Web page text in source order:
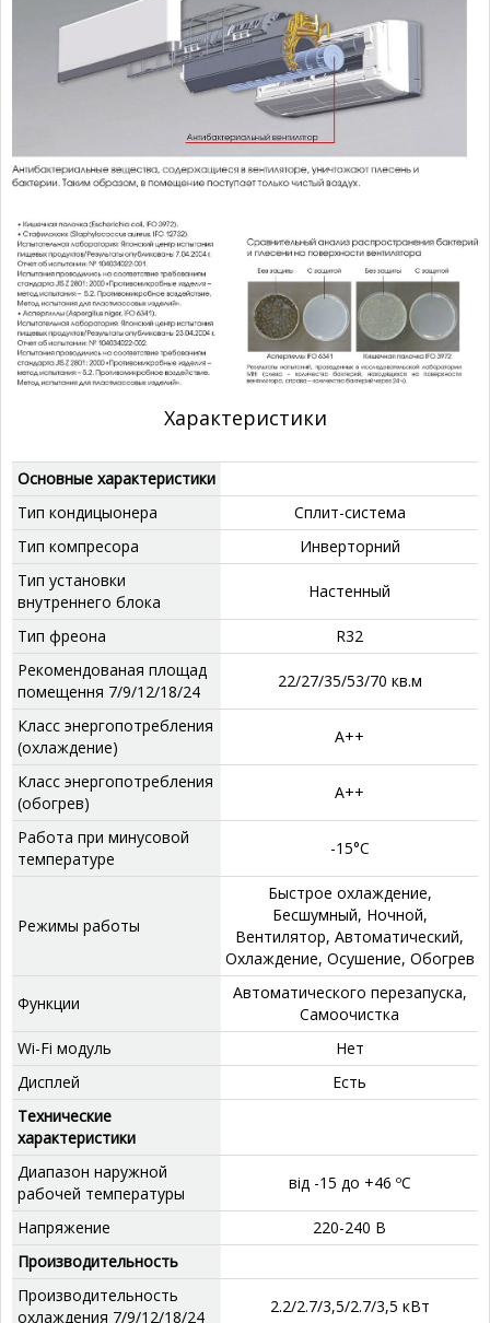
Характеристики
Основные характеристики
Тип кондицыонера
Сплит-система
Тип компресора
‎Инверторний
Тип установки
внутреннего блока
‎Настенный
Тип фреона
‎R32
Рекомендованая площад
помещення 7/9/12/18/24
‎22/27/35/53/70 кв.м
Класс энергопотребления
(охлаждение)
А++
Класс энергопотребления
(обогрев)
А++
Работа при минусовой
температуре
‎-15°C
Режимы работы
‎Быстрое охлаждение,
Бесшумный, Ночной,
Вентилятор, Автоматический,
Охлаждение, Осушение, Обогрев
Функции
‎Автоматического перезапуска,
Самоочистка
Wi-Fi модуль
Нет
Дисплей
‎Есть
Технические
характеристики
Диапазон наружной
рабочей температуры
від -15 до +46 ºС
Напряжение
220-240 В
Производительность
Производительность
охлаждения 7/9/12/18/24
2.2/2.7/3,5/2.7/3,5 кВт